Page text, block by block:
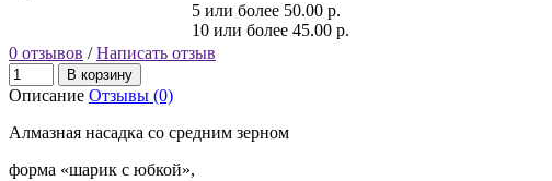
5 или более 50.00 р.
10 или более 45.00 р.
0 отзывов /Написать отзыв
В корзину
Описание Отзывы (0)
Алмазная насадка со средним зерном
форма «шарик с юбкой»,